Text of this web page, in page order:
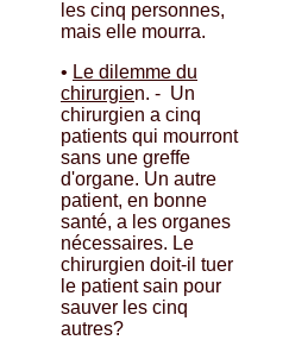
les cinq personnes,
mais elle mourra.
• Le dilemme du
chirurgien. - Un
chirurgien a cinq
patients qui mourront
sans une greffe
d'organe. Un autre
patient, en bonne
santé, a les organes
nécessaires. Le
chirurgien doit-il tuer
le patient sain pour
sauver les cinq
autres?